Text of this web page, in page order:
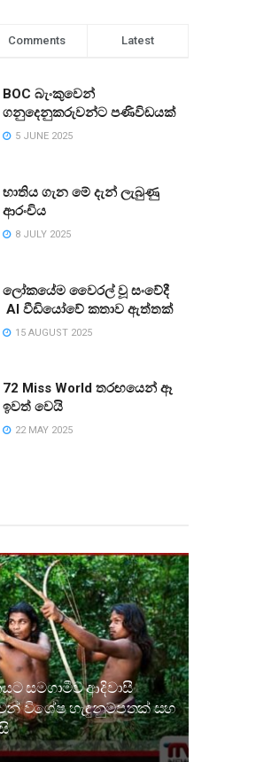
Comments Latest
BOC බැංකුවෙන්
ගනුදෙනුකරුවන්ට පණිවිඩයක්
5 JUNE 2025
භාතිය ගැන මේ දැන් ලැබුණු
ආරංචිය
8 JULY 2025
ලෝකයේම වෛරල් වූ සංවේදී
AI වීඩියෝවේ කතාව ඇත්තක්
15 AUGUST 2025
72 Miss World තරඟයෙන් ඈ
ඉවත් වෙයි
22 MAY 2025
සමගාමීව ආදිවාසී
විශේෂ හැඳුනුම්පතක් සහ